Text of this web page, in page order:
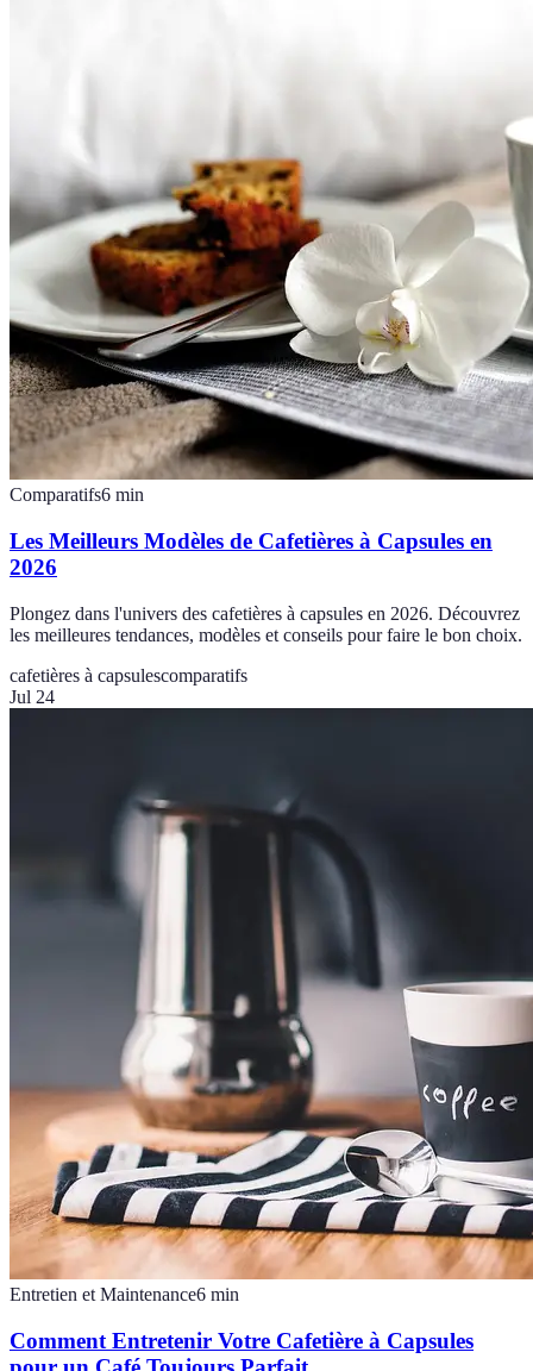
Comparatifs6 min
Les Meilleurs Modèles de Cafetières à Capsules en
2026
Plongez dans l'univers des cafetières à capsules en 2026. Découvrez
les meilleures tendances, modèles et conseils pour faire le bon choix.
cafetières à capsulescomparatifs
Jul 24
Entretien et Maintenance6 min
Comment Entretenir Votre Cafetière à Capsules